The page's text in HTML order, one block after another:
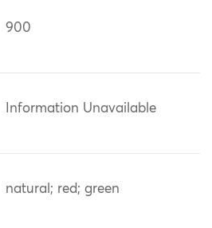
900
Information Unavailable
natural; red; green